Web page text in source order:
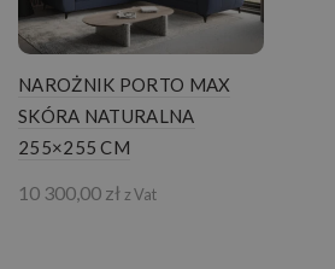
NAROŻNIK PORTO MAX
SKÓRA NATURALNA
255×255 CM
10 300,00 zł z Vat